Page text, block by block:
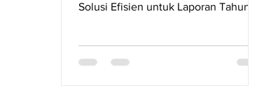
Solusi Efisien untuk Laporan Tahunan